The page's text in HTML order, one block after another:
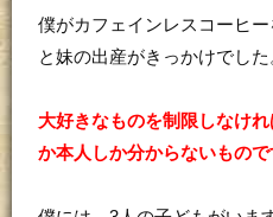
僕がカフェインレスコーヒ
と妹の出産がきっかけでした
大好きなものを制限しなけ
か本人しか分からないもので